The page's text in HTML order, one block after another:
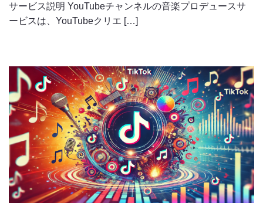
サービス説明 YouTubeチャンネルの音楽プロデュースサ
ービスは、YouTubeクリエ […]